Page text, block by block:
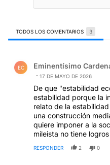
TODOS LOS COMENTARIOS 3
EC Eminentísimo
17 DE MAYO DE 2026
De que "estabilidad
estabilidad porque la
relato de la
una construcción
quiere imponer a la
mileista no tiene
RESPONDER 2 0